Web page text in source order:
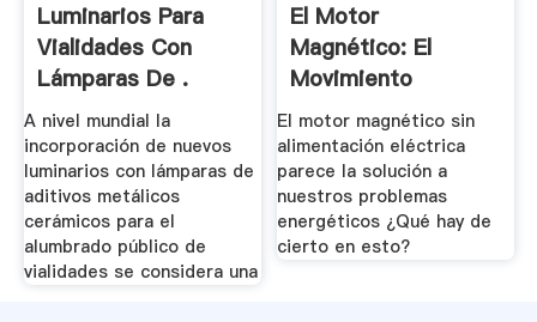
Luminarios Para
Vialidades Con
Lámparas De .
A nivel mundial la
incorporación de nuevos
luminarios con lámparas de
aditivos metálicos
cerámicos para el
alumbrado público de
vialidades se considera una
El Motor
Magnético: El
Movimiento
Perpetuo .
El motor magnético sin
alimentación eléctrica
parece la solución a
nuestros problemas
energéticos ¿Qué hay de
cierto en esto?